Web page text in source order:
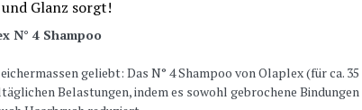
N° 4 Shampoo
geliebt: Das N° 4 Shampoo von Olaplex (für ca. 35
Belastungen, indem es sowohl gebrochene Bindungen